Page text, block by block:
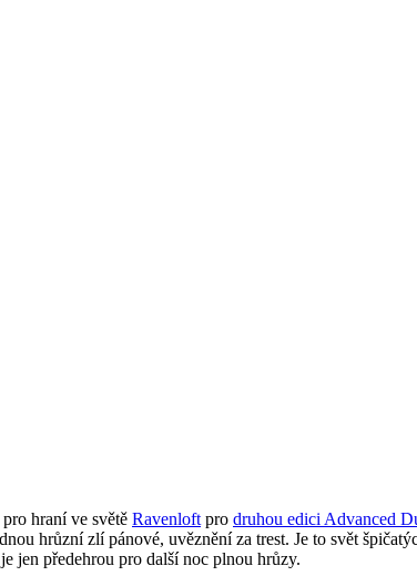
hraní ve světě Ravenloft pro druhou edici Advanced
hrůzní zlí pánové, uvěznění za trest. Je to svět
jen předehrou pro další noc plnou hrůzy.